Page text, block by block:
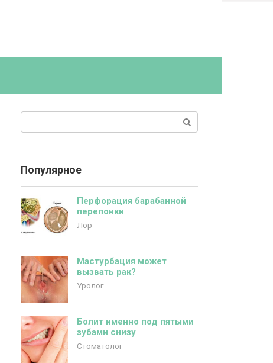
Популярное
Перфорация барабанной
перепонки
Лор
Мастурбация может
вызвать рак?
Уролог
Болит именно под пятыми
зубами снизу
Стоматолог